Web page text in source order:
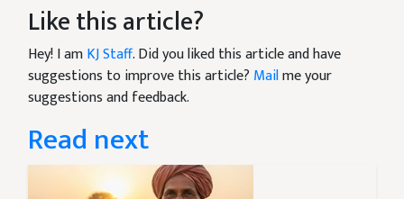
Like this article?
Hey! I amKJ Staff. Did you liked this article and have
suggestions to improve this article? Mailme your
suggestions and feedback.
Read next